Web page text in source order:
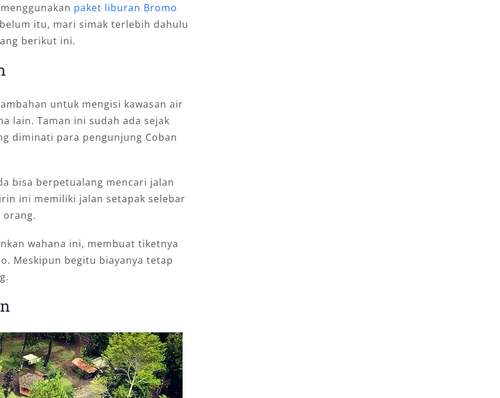
paket liburan Bromo
itu, mari simak terlebih dahulu
berikut ini.
untuk mengisi kawasan air
lain. Taman ini sudah ada sejak
diminati para pengunjung Coban
bisa berpetualang mencari jalan
ini memiliki jalan setapak selebar
wahana ini, membuat tiketnya
Meskipun begitu biayanya tetap